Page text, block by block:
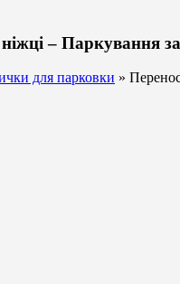
– Паркування
для парковки »